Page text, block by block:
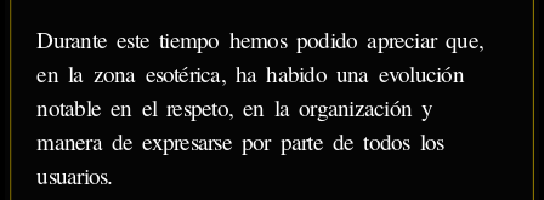
Durante este tiempo hemos podido apreciar que,
en la zona esotérica, ha habido una evolución
notable en el respeto, en la organización y
manera de expresarse por parte de todos los
usuarios.